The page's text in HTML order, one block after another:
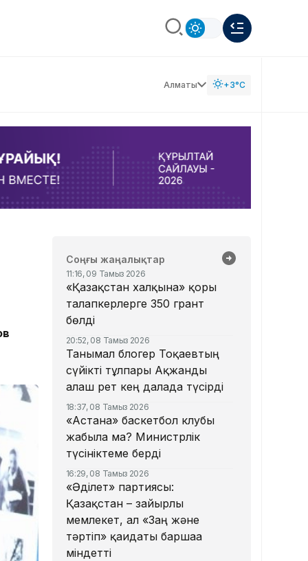
Алматы +3°C
Соңғы жаңалықтар
11:16, 09 Тамыз 2026
«Қазақстан халқына» қоры
талапкерлерге 350 грант
бөлді
20:52, 08 Тамыз 2026
Танымал блогер Тоқаевтың
сүйікті тұлпары Ақжанды
алғаш рет кең далада түсірді
18:37, 08 Тамыз 2026
«Астана» баскетбол клубы
жабыла ма? Министрлік
түсініктеме берді
16:29, 08 Тамыз 2026
«Әділет» партиясы:
Қазақстан – зайырлы
мемлекет, ал «Заң және
тәртіп» қағидаты баршаға
міндетті